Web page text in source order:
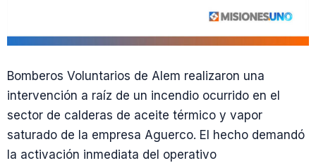
Bomberos Voluntarios de Alem realizaron una
intervención a raíz de un incendio ocurrido en el
sector de calderas de aceite térmico y vapor
saturado de la empresa Aguerco. El hecho demandó
la activación inmediata del operativo